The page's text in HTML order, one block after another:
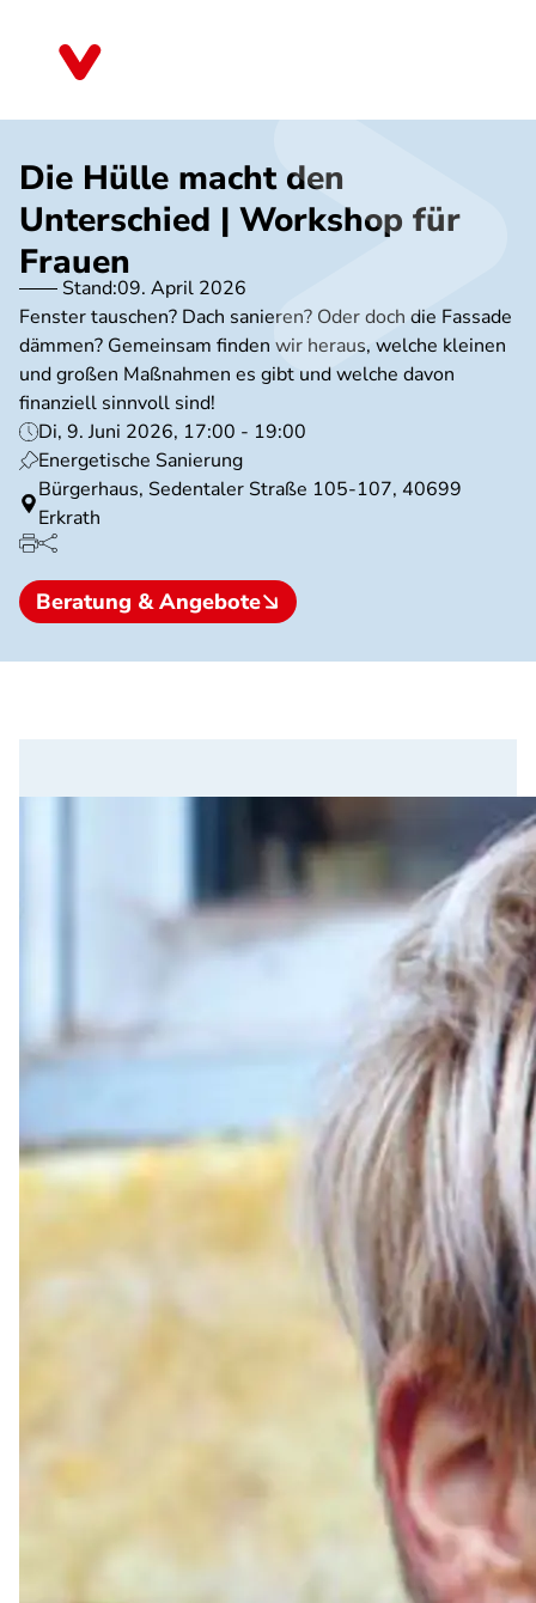
Die Hülle macht den
Unterschied | Workshop für
Frauen
Stand:09. April 2026
Fenster tauschen? Dach sanieren? Oder doch die Fassade
dämmen? Gemeinsam finden wir heraus, welche kleinen
und großen Maßnahmen es gibt und welche davon
finanziell sinnvoll sind!
Di, 9. Juni 2026, 17:00 - 19:00
Energetische Sanierung
Bürgerhaus, Sedentaler Straße 105-107, 40699
Erkrath
Beratung & Angebote